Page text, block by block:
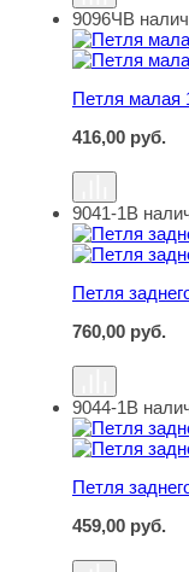
Петля малая
9096ЧВ
Петля малая
416,00 руб.
Петля
9041-1В
Петля
760,00 руб.
Петля
9044-1В
Петля
459,00 руб.